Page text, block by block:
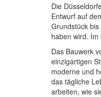
Die
Entwurf auf
Grundstück
haben wird.
Das Bauwerk
einzigartigen
moderne und
das tägliche
arbeiten, wie